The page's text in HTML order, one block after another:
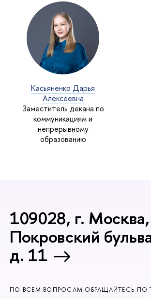
Касьяненко Дарья
Алексеевна
Заместитель декана по
коммуникациям и
непрерывному
образованию
109028, г. Москва,
Покровский
д. 11
ПО ВСЕМ ВОПРОСАМ ОБРАЩАЙТЕСЬ ПО